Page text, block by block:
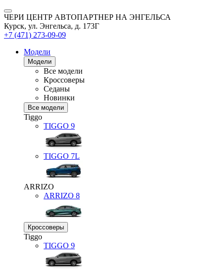
ЧЕРИ ЦЕНТР АВТОПАРТНЕР НА ЭНГЕЛЬСА
Курск, ул. Энгельса, д. 173Г
+7 (471) 273-09-09
Модели
Модели
Все модели
Кроссоверы
Седаны
Новинки
Все модели
Tiggo
TIGGO 9
TIGGO 7L
ARRIZO
ARRIZO 8
Кроссоверы
Tiggo
TIGGO 9